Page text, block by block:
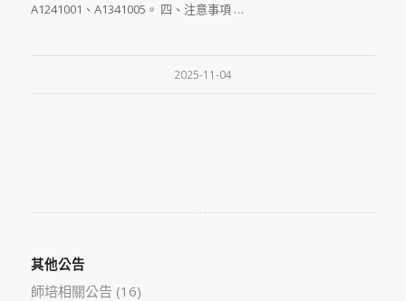
A1241001、A1341005。 四、注意事項 …
2025-11-04
其他公告
師培相關公告 (16)